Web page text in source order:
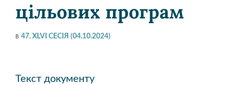
цільових програм
в 47. XLVI СЕСІЯ (04.10.2024)
Текст документу